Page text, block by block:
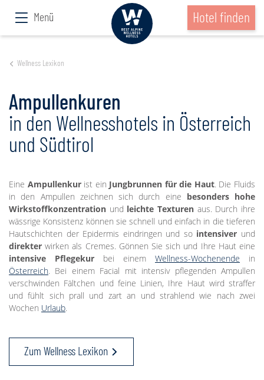
Menü Hotel finden
Wellness Lexikon
Ampullenkuren
in den Wellnesshotels in Österreich
und Südtirol
Eine Ampullenkur ist ein Jungbrunnen für die Haut. Die Fluids
in den Ampullen zeichnen sich durch eine besonders hohe
Wirkstoffkonzentration und leichte Texturen aus. Durch ihre
wässrige Konsistenz können sie schnell und einfach in die tieferen
Hautschichten der Epidermis eindringen und so intensiver und
direkter wirken als Cremes. Gönnen Sie sich und Ihre Haut eine
intensive Pflegekur bei einem Wellness-Wochenende in
Österreich. Bei einem Facial mit intensiv pflegenden Ampullen
verschwinden Fältchen und feine Linien, Ihre Haut wird straffer
und fühlt sich prall und zart an und strahlend wie nach zwei
Wochen Urlaub.
Zum Wellness Lexikon